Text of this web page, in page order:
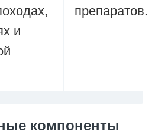
и
препаратов.
компоненты